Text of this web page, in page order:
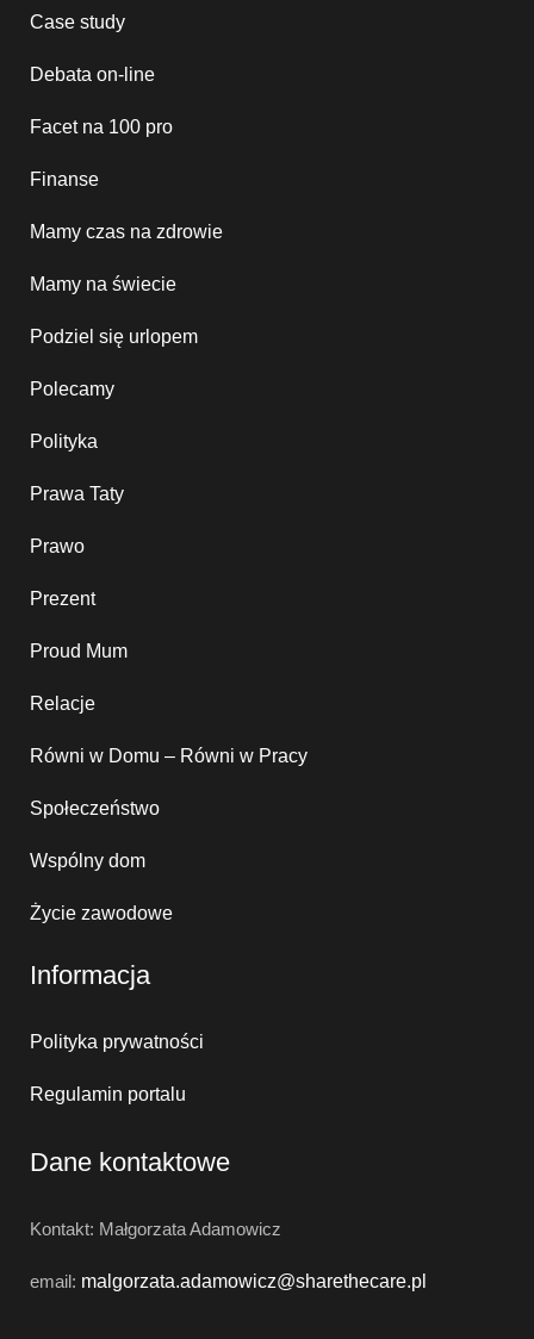
Case study
Debata on-line
Facet na 100 pro
Finanse
Mamy czas na zdrowie
Mamy na świecie
Podziel się urlopem
Polecamy
Polityka
Prawa Taty
Prawo
Prezent
Proud Mum
Relacje
Równi w Domu – Równi w Pracy
Społeczeństwo
Wspólny dom
Życie zawodowe
Informacja
Polityka prywatności
Regulamin portalu
Dane kontaktowe
Kontakt: Małgorzata Adamowicz
email: malgorzata.adamowicz@sharethecare.pl